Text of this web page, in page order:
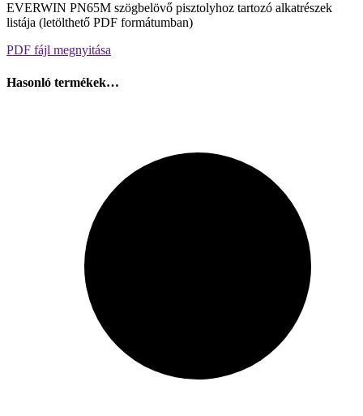
EVERWIN PN65M szögbelövő pisztolyhoz tartozó alkatrészek
listája (letölthető PDF formátumban)
PDF fájl megnyitása
Hasonló termékek…